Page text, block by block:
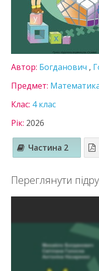
5 клас
6 клас
7 клас
10 клас
11 клас
ГДЗ
Статті
Зв'язок
Політика
Автор: Богданович ,
Предмет:
Клас: 4 клас
Рік: 2026
Частина 2
Переглянути